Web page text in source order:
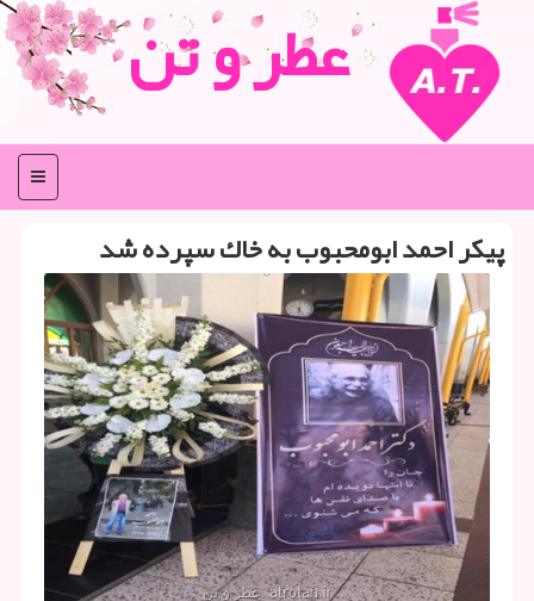
عطر و تن
منو
پیكر احمد ابومحبوب به خاك سپرده شد